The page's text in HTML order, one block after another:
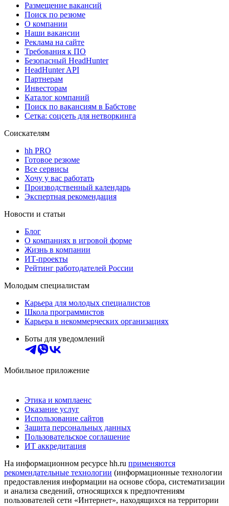
Размещение вакансий
Поиск по резюме
О компании
Наши вакансии
Реклама на сайте
Требования к ПО
Безопасный HeadHunter
HeadHunter API
Партнерам
Инвесторам
Каталог компаний
Поиск по вакансиям в Бабстове
Сетка: соцсеть для нетворкинга
Соискателям
hh PRO
Готовое резюме
Все сервисы
Хочу у вас работать
Производственный календарь
Экспертная рекомендация
Новости и статьи
Блог
О компаниях в игровой форме
Жизнь в компании
ИТ-проекты
Рейтинг работодателей России
Молодым специалистам
Карьера для молодых специалистов
Школа программистов
Карьера в некоммерческих организациях
Боты для уведомлений
Мобильное приложение
Этика и комплаенс
Оказание услуг
Использование сайтов
Защита персональных данных
Пользовательское соглашение
ИТ аккредитация
На информационном ресурсе hh.ru применяются
рекомендательные технологии (информационные технологии
предоставления информации на основе сбора, систематизации
и анализа сведений, относящихся к предпочтениям
пользователей сети «Интернет», находящихся на территории